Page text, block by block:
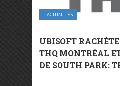
ACTUALITÉS
UBISOFT
THQ MONTRÉAL
DE SOUTH PARK: